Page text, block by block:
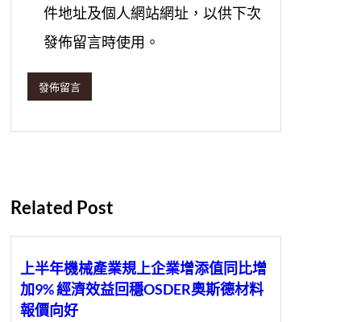
件地址及個人網站網址，以供下次
發佈留言時使用。
Related Post
上半年機械產業規上企業增添值同比增
加9% 經濟效益回穩OSDER奧斯德材料
報價向好